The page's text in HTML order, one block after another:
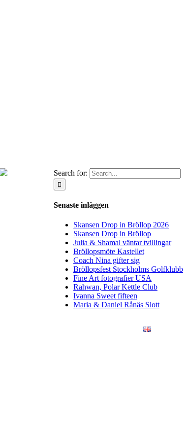
Search for:
Senaste inläggen
Skansen Drop in Bröllop 2026
Skansen Drop in Bröllop
Julia & Shamal väntar tvillingar
Bröllopsmöte Kastellet
Coach Nina gifter sig
Bröllopsfest Stockholms Golfklubb
Fine Art fotografier USA
Rahwan, Polar Kettle Club
Ivanna Sweet fifteen
Maria & Daniel Rånäs Slott